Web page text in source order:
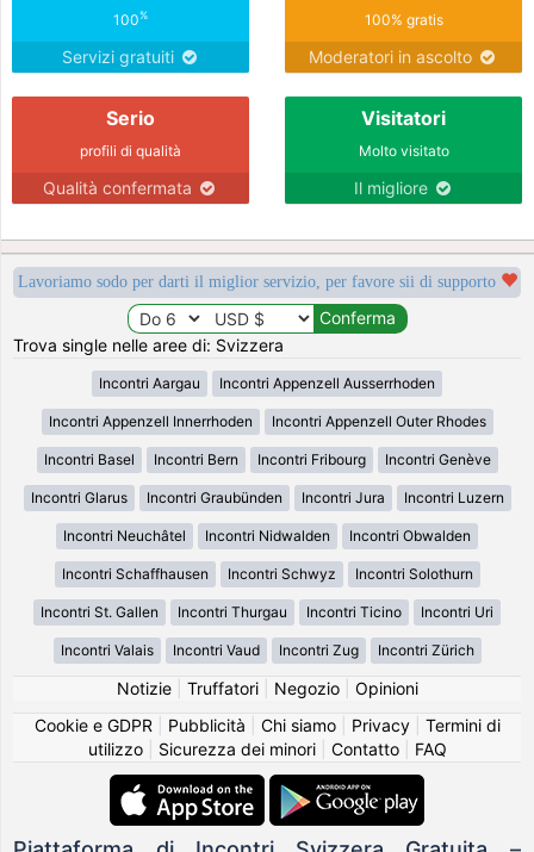
100%
Servizi gratuiti
100% gratis
Moderatori in ascolto
Serio
profili di qualità
Qualità confermata
Visitatori
Molto visitato
Il migliore
Lavoriamo sodo per darti il miglior servizio, per favore sii di supporto
Trova single nelle aree di: Svizzera
Incontri Aargau Incontri Appenzell Ausserrhoden
Incontri Appenzell Innerrhoden Incontri Appenzell Outer Rhodes
Incontri Basel Incontri Bern Incontri Fribourg Incontri Genève
Incontri Glarus Incontri Graubünden Incontri Jura Incontri Luzern
Incontri Neuchâtel Incontri Nidwalden Incontri Obwalden
Incontri Schaffhausen Incontri Schwyz Incontri Solothurn
Incontri St. Gallen Incontri Thurgau Incontri Ticino Incontri Uri
Incontri Valais Incontri Vaud Incontri Zug Incontri Zürich
Notizie| Truffatori| Negozio| Opinioni
Cookie e GDPR
Pubblicità Chi siamo| Privacy| Termini di
utilizzo| Sicurezza dei minori| Contatto| FAQ